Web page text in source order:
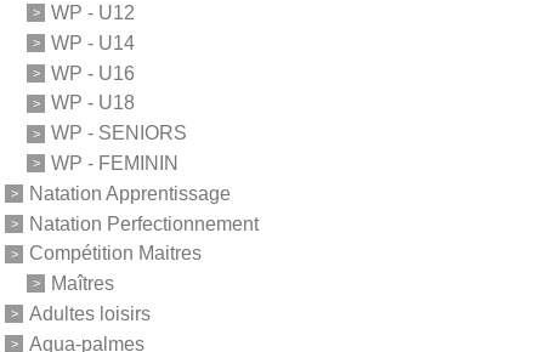
WP - U12
WP - U14
WP - U16
WP - U18
WP - SENIORS
WP - FEMININ
Natation Apprentissage
Natation Perfectionnement
Compétition Maitres
Maîtres
Adultes loisirs
Aqua-palmes